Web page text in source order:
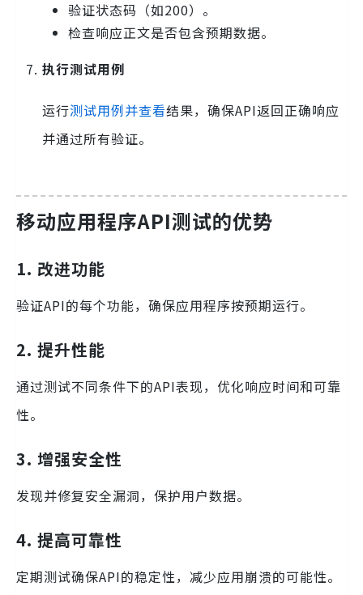
验证状态码（如200）。
检查响应正文是否包含预期数据。
执行测试用例
运行测试用例并查看结果，确保API返回正确响应
并通过所有验证。
移动应用程序API测试的优势
1. 改进功能
验证API的每个功能，确保应用程序按预期运行。
2. 提升性能
通过测试不同条件下的API表现，优化响应时间和可靠
性。
3. 增强安全性
发现并修复安全漏洞，保护用户数据。
4. 提高可靠性
定期测试确保API的稳定性，减少应用崩溃的可能性。